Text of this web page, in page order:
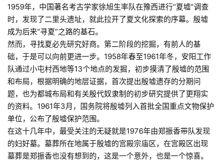
1959年，中国著名考古学家徐旭生率队在豫西进行“夏墟”调查
时，发现了二里头遗址，就此拉开了夏文化探索的序幕。殷墟
成为后来“寻夏”之路的基石。
然而，寻找夏必先研究好商。第二阶段的挖掘，有前人的基
础，于是可以向前更进一步。1958年春至1961年冬，安阳工作
队通过小屯村西地等13个地点的发掘，初步摸清了殷墟的范围
和布局，根据明确的地层证据，首次提出殷墟遗存的分期问
题，也为都城布局和有关殷代奴隶制的初步研究提供了更翔实
的资料。1961年3月，国务院将殷墟列入首批全国重点文物保护
单位，公布了殷墟保护范围。
在这十几年中，最受关注的无疑就是1976年由郑振香带队发现
的妇好墓。墓葬所在地属于殷墟的宫殿宗庙区，在宫殿区出现
墓葬是郑振香也没有想到的，这是一个意外，也是一个惊喜。